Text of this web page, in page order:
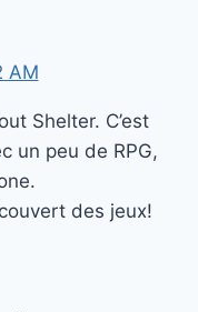
AM
Shelter. C’est
un peu de RPG,
des jeux!